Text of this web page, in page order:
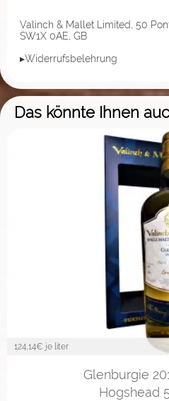
Valinch & Mallet Limited, 50
SW1X 0AE, GB
▸Widerrufsbelehrung
Das könnte Ihnen
124,14€ je liter
Glenburgie
Hogshead